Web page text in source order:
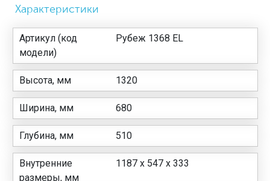
Характеристики
Артикул (код
модели)
Рубеж 1368 EL
Высота, мм 1320
Ширина, мм 680
Глубина, мм 510
Внутренние
размеры, мм
1187 x 547 x 333